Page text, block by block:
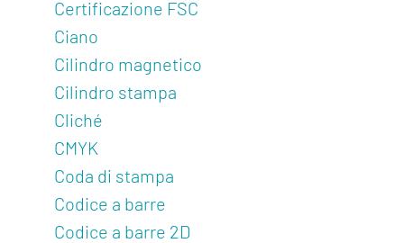
Certificazione FSC
Ciano
Cilindro magnetico
Cilindro stampa
Cliché
CMYK
Coda di stampa
Codice a barre
Codice a barre 2D